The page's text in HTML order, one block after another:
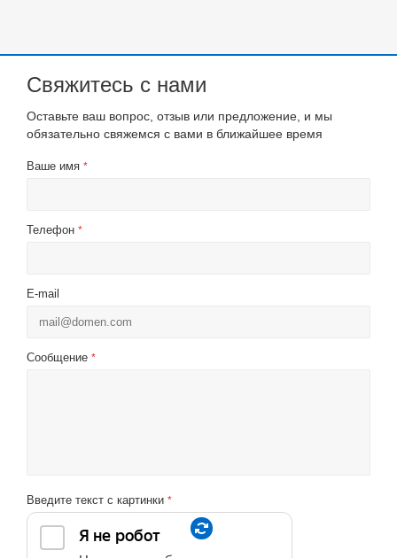
Свяжитесь с нами
Оставьте ваш вопрос, отзыв или предложение, и мы
обязательно свяжемся с вами в ближайшее время
Ваше имя *
Телефон *
E-mail
Сообщение *
Введите текст с картинки *